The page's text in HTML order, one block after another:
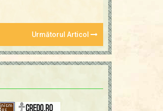
Următorul Articol